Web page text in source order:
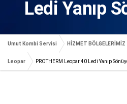
Ledi Yanıp
Umut Kombi Servisi HİZMET BÖLGELERİMİZ
Leopar PROTHERM Leopar 40 Ledi Yanıp